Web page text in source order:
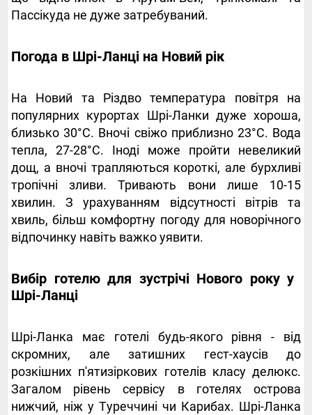
Пассікуда не дуже затребуваний.
Погода в Шрі-Ланці на Новий рік
На Новий та Різдво температура повітря на
популярних курортах Шрі-Ланки дуже хороша,
близько 30°С. Вночі свіжо приблизно 23°С. Вода
тепла, 27-28°С. Іноді може пройти невеликий
дощ, а вночі трапляються короткі, але бурхливі
тропічні зливи. Тривають вони лише 10-15
хвилин. З урахуванням відсутності вітрів та
хвиль, більш комфортну погоду для новорічного
відпочинку навіть важко уявити.
Вибір готелю для зустрічі Нового року у
Шрі-Ланці
Шрі-Ланка має готелі будь-якого рівня - від
скромних, але затишних гест-хаусів до
розкішних п'ятизіркових готелів класу делюкс.
Загалом рівень сервісу в готелях острова
нижчий, ніж у Туреччині чи Карибах. Шрі-Ланка